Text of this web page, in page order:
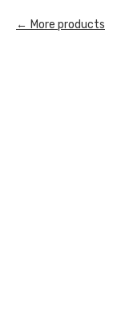
More products